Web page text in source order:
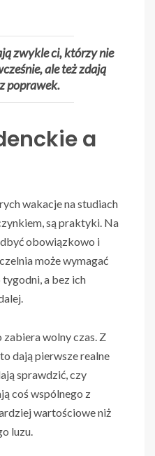
zwykle ci, którzy nie
ale też zdają
poprawek.
a
wakacje na studiach
są praktyki. Na
obowiązkowo i
może wymagać
a bez ich
zabiera wolny czas. Z
dają pierwsze realne
sprawdzić, czy
coś wspólnego z
wartościowe niż
luzu.